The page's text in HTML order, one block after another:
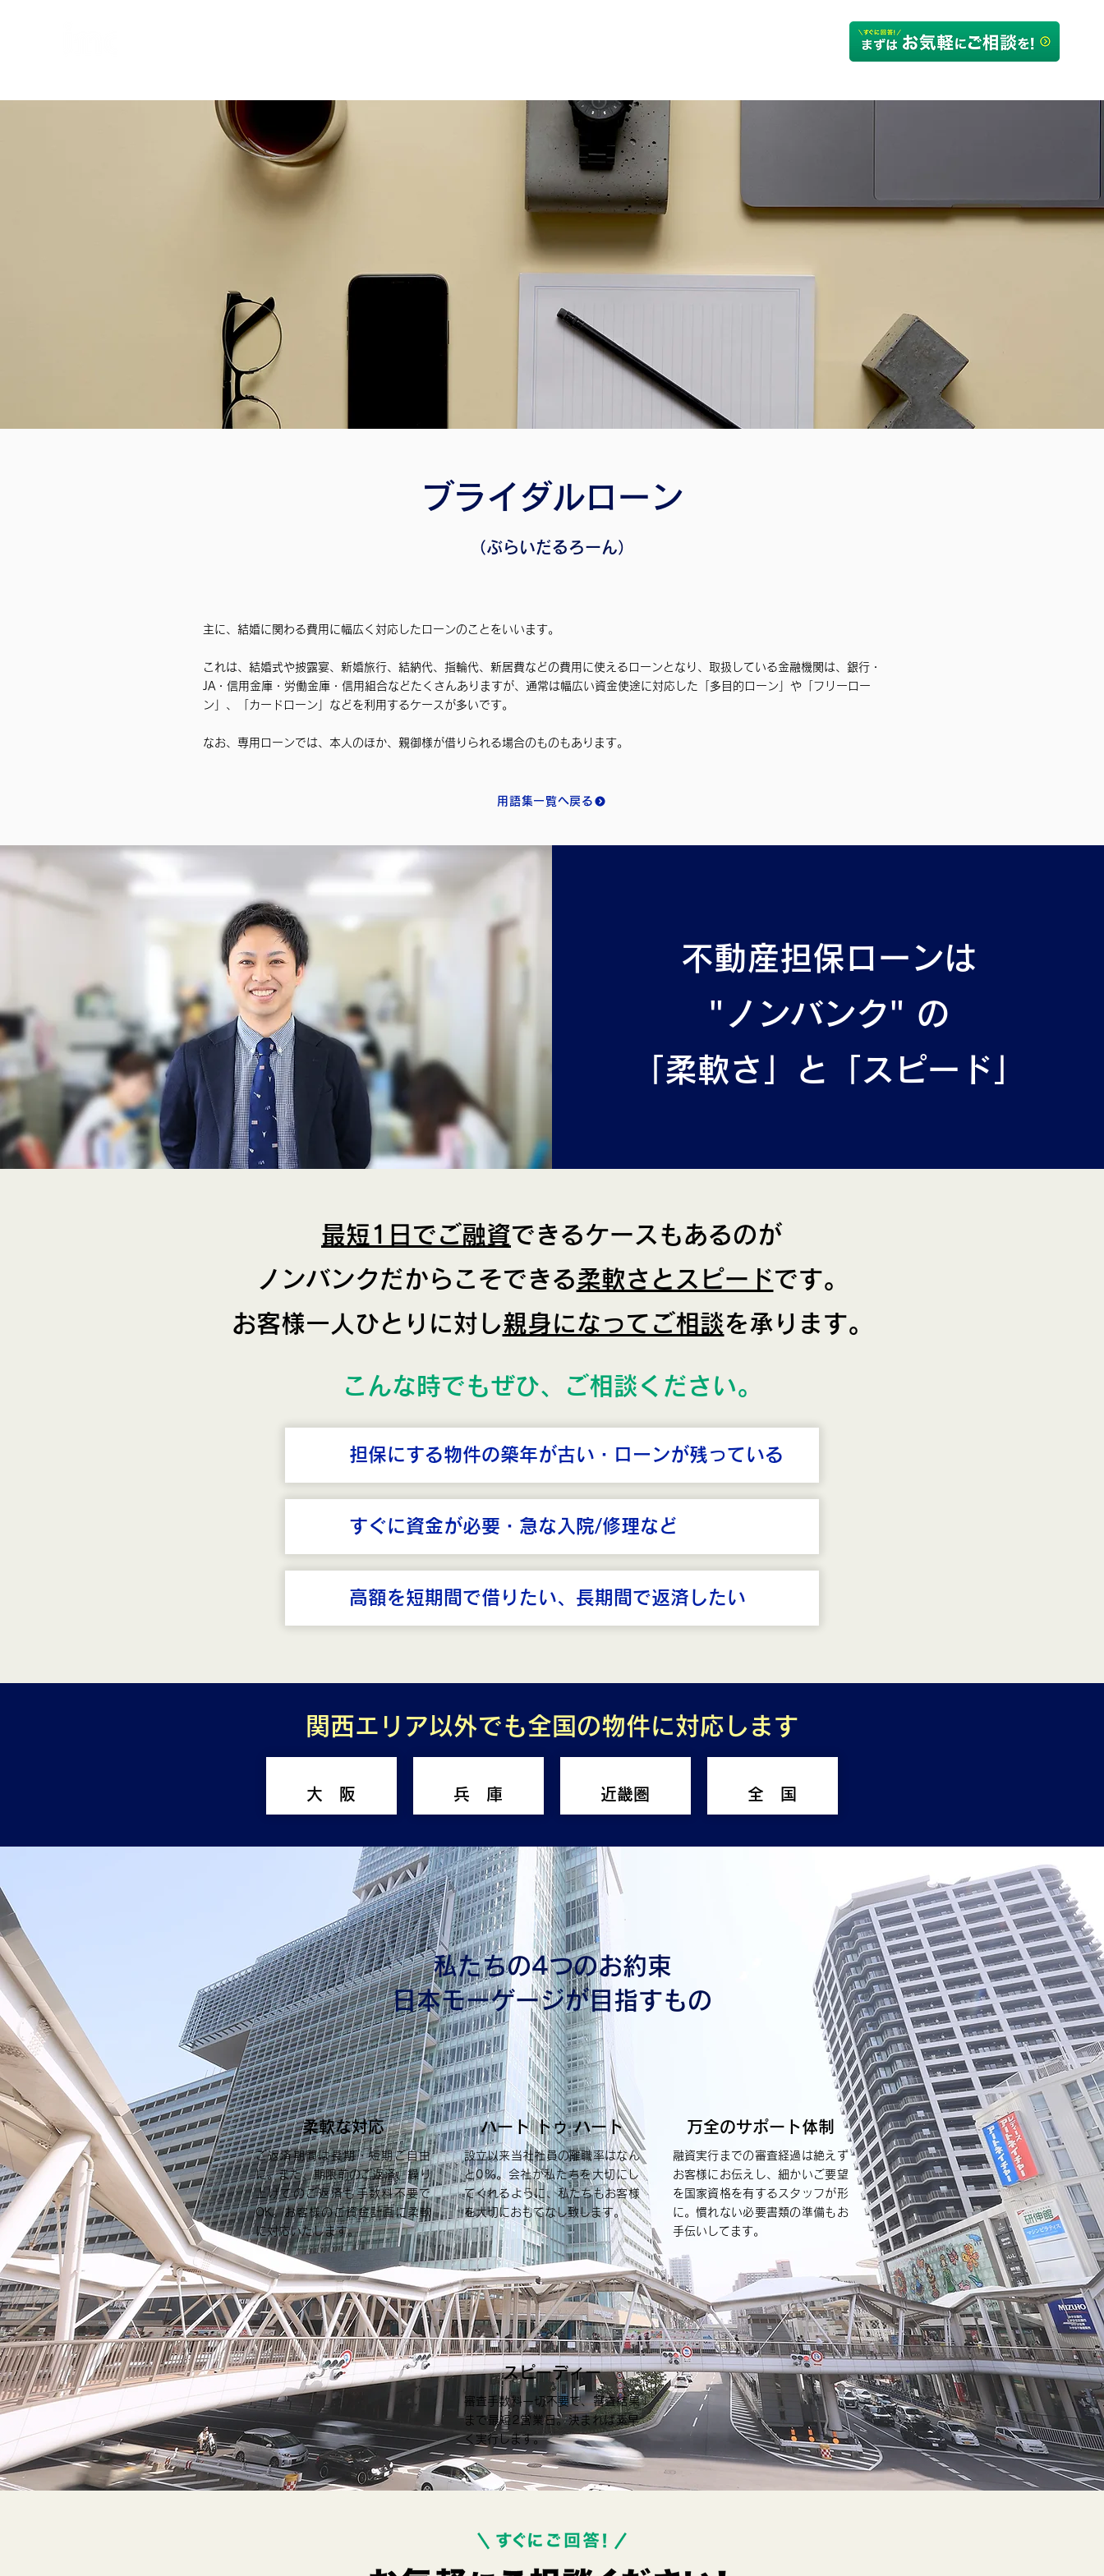
ブライダルローン
（ぶらいだるろーん）
主に、結婚に関わる費用に幅広く対応したローンのことをいいます。
これは、結婚式や披露宴、新婚旅行、結納代、指輪代、新居費などの費用に使えるローンとなり、取扱している金融機関は、銀行・
JA・信用金庫・労働金庫・信用組合などたくさんありますが、通常は幅広い資金使途に対応した「多目的ローン」や「フリーロー
ン」、「カードローン」などを利用するケースが多いです。
なお、専用ローンでは、本人のほか、親御様が借りられる場合のものもあります。
用語集一覧へ戻る
不動産担保ローンは
"ノンバンク" の
「柔軟さ」と「スピード」
最短1日でご融資できるケースもあるのが
ノンバンクだからこそできる柔軟さとスピードです。
お客様一人ひとりに対し親身になってご相談を承ります。
こんな時でもぜひ、ご相談ください。
担保にする物件の築年が古い・ローンが残っている
すぐに資金が必要・急な入院/修理など
高額を短期間で借りたい、長期間で返済したい
関西エリア以外でも全国の物件に対応します
大 阪 兵 庫 近畿圏 全 国
私たちの4つのお約束
日本モーゲージが目指すもの
柔軟な対応
ご返済期間は長期・短期ご自由
に。また、期限前のご返済、繰り
上げてのご返済も手数料不要で
OK。お客様のご資金計画に柔軟
に対応いたします。
ハート トゥ ハート
設立以来当社社員の離職率はなん
と0％。会社が私たちを大切にし
てくれるように、私たちもお客様
を大切におもてなし致します。
万全のサポート体制
融資実行までの審査経過は絶えず
お客様にお伝えし、細かいご要望
を国家資格を有するスタッフが形
に。慣れない必要書類の準備もお
手伝いしてます。
スピーディー
審査手数料一切不要で、審査結果
まで最短2営業日。決まれば素早
く実行します。